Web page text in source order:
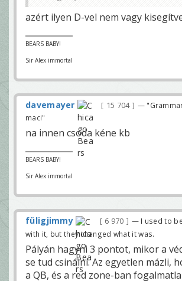
azért ilyen D-vel nem vagy
BEARS BABY!
Sir Alex immortal
davemayer 15 704
—
maci"
na innen csoda kéne kb
BEARS BABY!
Sir Alex immortal
füligjimmy 6 970
— I used to be
with it, but they changed what it was.
Pályán hagyni 3 pontot, mikor a
se tud csinálni. Az egyetlen mázli,
a QB, és a red zone-ban